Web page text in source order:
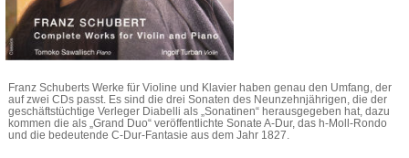
Franz Schuberts Werke für Violine und Klavier haben genau den Umfang, der
auf zwei CDs passt. Es sind die drei Sonaten des Neunzehnjährigen, die der
geschäftstüchtige Verleger Diabelli als „Sonatinen“ herausgegeben hat, dazu
kommen die als „Grand Duo“ veröffentlichte Sonate A-Dur, das h-Moll-Rondo
und die bedeutende C-Dur-Fantasie aus dem Jahr 1827.